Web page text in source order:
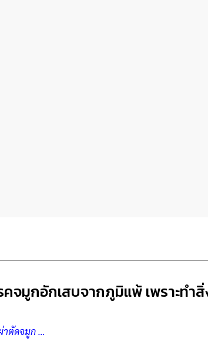
คจมูกอักเสบจากภูมิแพ้ เพราะทำ
าตัดจมูก …